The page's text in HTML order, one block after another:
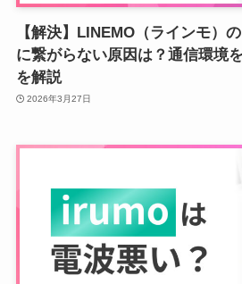
【解決】LINEMO（ラインモ）
に繋がらない原因は？通信環境
を解説
2026年3月27日